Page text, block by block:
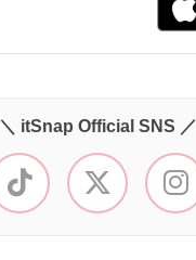
＼ itSnap Official SNS ／